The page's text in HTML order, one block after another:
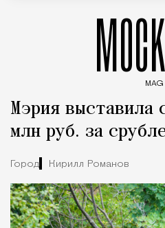
MAG
Мэрия выставила
млн руб. за
Город Кирилл Романов